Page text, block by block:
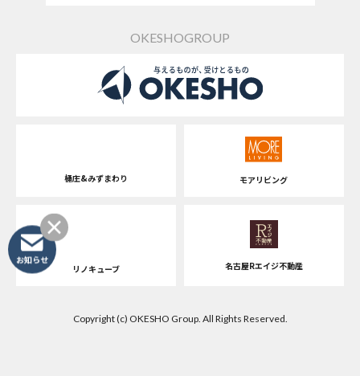
OKESHOGROUP
桶庄&みずまわり モアリビング
リノキューブ 名古屋Rエイジ不動産
Copyright (c) OKESHO Group. All Rights Reserved.
お知らせ